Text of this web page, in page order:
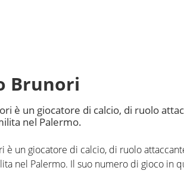
Brunori
è un giocatore di calcio, di ruolo
nel Palermo.
è un giocatore di calcio, di ruolo
nel Palermo. Il suo numero di gioco in